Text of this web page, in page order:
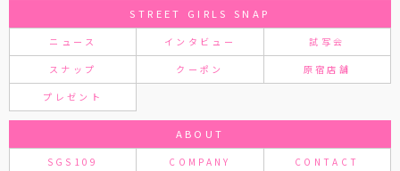
STREET GIRLS SNAP
ニュース インタビュー 試写会
スナップ クーポン 原宿店舗
プレゼント
ABOUT
SGS109 COMPANY CONTACT